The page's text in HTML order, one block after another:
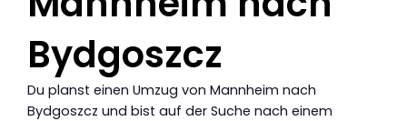
Bydgoszcz
Du planst einen Umzug von Mannheim nach
Bydgoszcz und bist auf der Suche nach einem